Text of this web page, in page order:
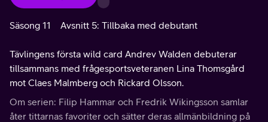
Säsong 11 Avsnitt 5: Tillbaka med debutant
Tävlingens första wild card Andrev Walden debuterar
tillsammans med frågesportsveteranen Lina Thomsgård
mot Claes Malmberg och Rickard Olsson.
Om serien: Filip Hammar och Fredrik Wikingsson samlar
åter tittarnas favoriter och sätter deras allmänbildning på